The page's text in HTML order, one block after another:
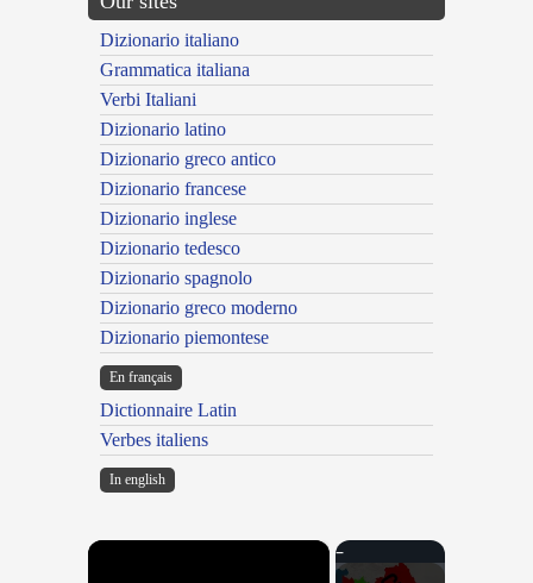
Dizionario italiano
Grammatica italiana
Verbi Italiani
Dizionario latino
Dizionario greco antico
Dizionario francese
Dizionario inglese
Dizionario tedesco
Dizionario spagnolo
Dizionario greco moderno
Dizionario piemontese
En français
Dictionnaire Latin
Verbes italiens
In english
×